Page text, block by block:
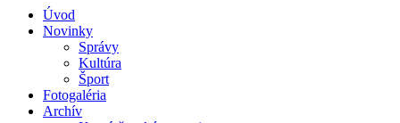
Úvod
Novinky
Správy
Kultúra
Šport
Fotogaléria
Archív